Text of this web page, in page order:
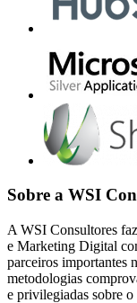
Sobre a WSI
A WSI Consultores
e Marketing Digital
parceiros importantes
metodologias
e privilegiadas sobre